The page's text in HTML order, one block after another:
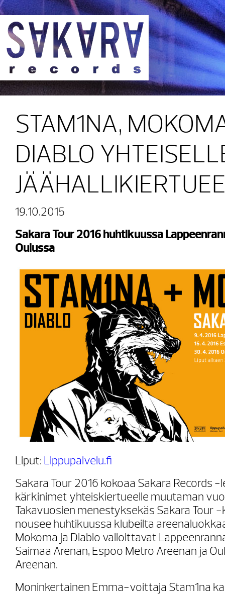
Sakara Records
STAM1NA,
DIABLO
19.10.2015
Sakara Tour 2016 huhtikuussa
Oulussa
Liput: Lippupalvelu.fi
Sakara Tour 2016 kokoaa Sakara Records
kärkinimet yhteiskiertueelle muutaman
Takavuosien menestyksekäs Sakara Tour
nousee huhtikuussa klubeilta
Mokoma ja Diablo valloittavat
Saimaa Arenan, Espoo Metro Areenan ja
Areenan.
Moninkertainen Emma-voittaja Stam1na